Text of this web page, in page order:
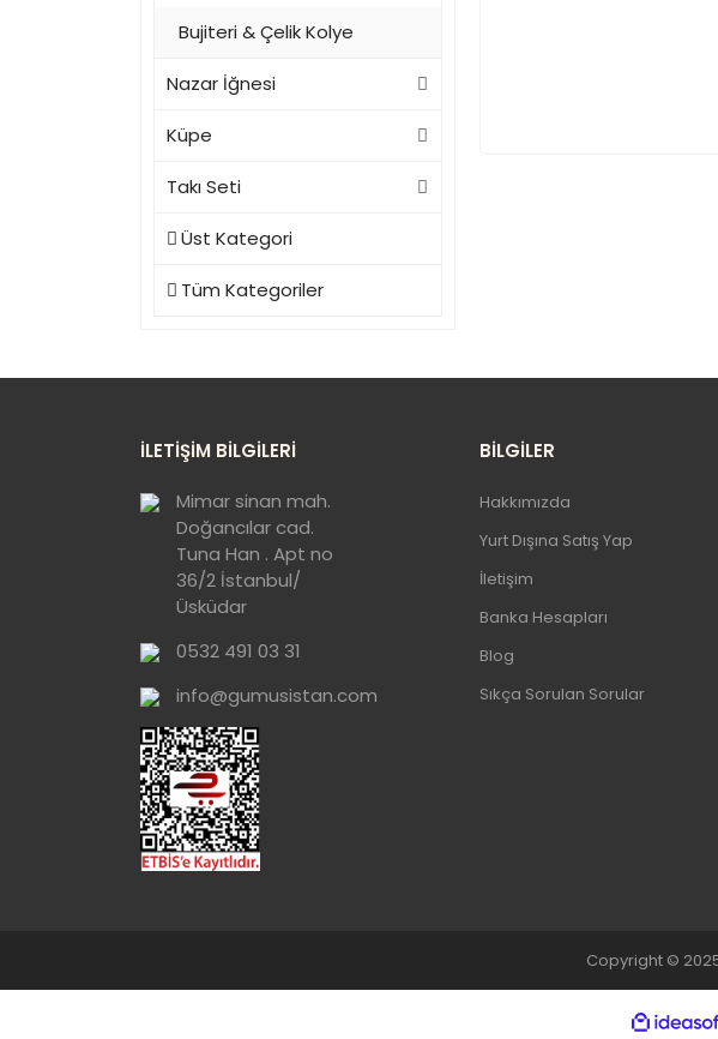
Bujiteri & Çelik Kolye
Nazar İğnesi
Küpe
Takı Seti
Üst Kategori
Tüm Kategoriler
İLETİŞİM BİLGİLERİ
Mimar sinan mah.
Doğancılar cad.
Tuna Han . Apt no
36/2 İstanbul/
Üsküdar
0532 491 03 31
info@gumusistan.com
BİLGİLER
Hakkımızda
Yurt Dışına Satış Yap
İletişim
Banka Hesapları
Blog
Sıkça Sorulan Sorular
Copyright ©